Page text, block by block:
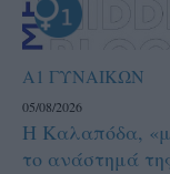
Α1 ΓΥΝΑΙΚΩΝ
05/08/2026
Η Καλαπόδα,
το ανάστημά